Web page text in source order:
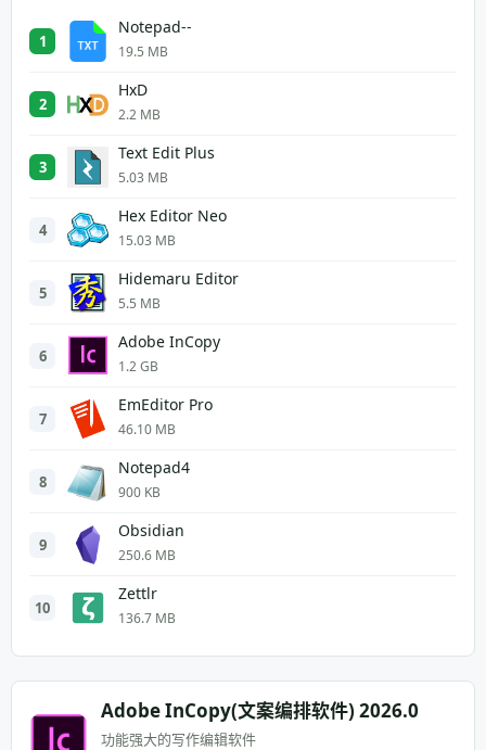
1
Notepad--
19.5 MB
2
HxD
2.2 MB
3
Text Edit Plus
5.03 MB
4
Hex Editor Neo
15.03 MB
5
Hidemaru Editor
5.5 MB
6
Adobe InCopy
1.2 GB
7
EmEditor Pro
46.10 MB
8
Notepad4
900 KB
9
Obsidian
250.6 MB
10
Zettlr
136.7 MB
Adobe InCopy(文案编排软件) 2026.0
功能强大的写作编辑软件